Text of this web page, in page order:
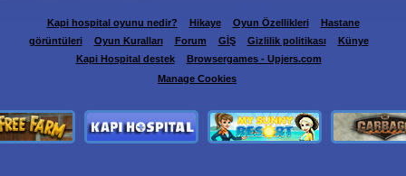
Kapi hospital oyunu nedir? Hikaye Oyun Özellikleri
Hastane
görüntüleri
Oyun Kuralları Forum GİŞ Gizlilik politikası
Künye
Kapi Hospital destek
Browsergames - Upjers.com
Manage Cookies